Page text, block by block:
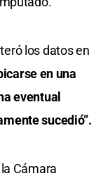
los datos en
en una
eventual
sucedió”.
Cámara